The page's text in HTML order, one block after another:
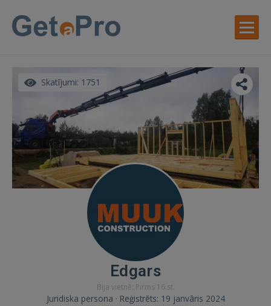
Skatījumi: 1751
Edgars
Bija vietnē: Pirms 16 st.
Juridiska persona · Reģistrēts: 19 janvāris 2024